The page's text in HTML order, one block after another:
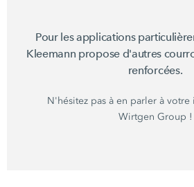
Pour les applications
Kleemann propose d'autres
renforcées.
N'hésitez pas à en parler à
Wirtgen Group !